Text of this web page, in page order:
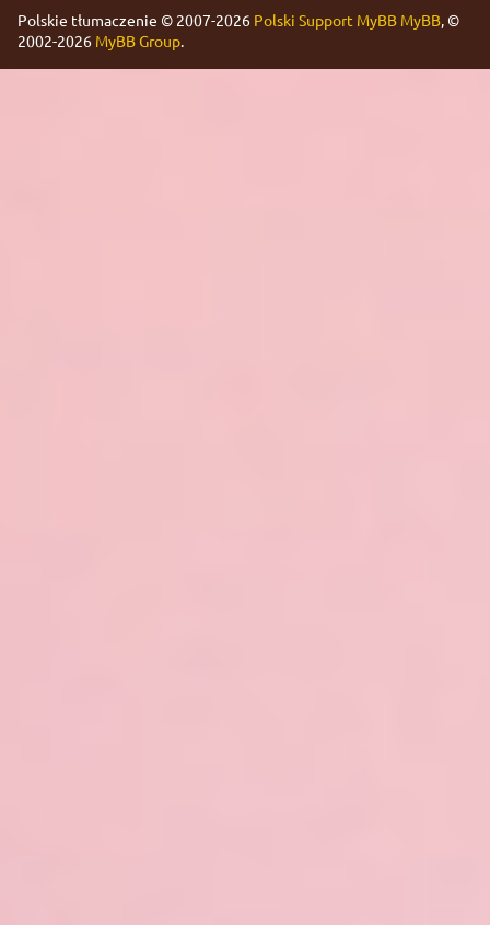
Polskie tłumaczenie © 2007-2026 Polski Support MyBB MyBB, ©
2002-2026 MyBB Group.